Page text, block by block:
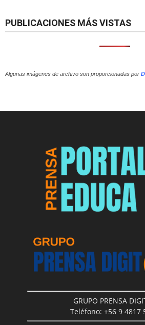
PUBLICACIONES MÁS VISTAS
Algunas imágenes de archivo son proporcionadas por
GRUPO PRENSA
Teléfono: +56 9 4817